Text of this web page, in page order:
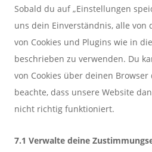
Sobald du auf „Einstellungen
uns dein Einverständnis, alle von
von Cookies und Plugins wie in
beschrieben zu verwenden. Du
von Cookies über deinen
beachte, dass unsere Website
nicht richtig funktioniert.
7.1 Verwalte deine